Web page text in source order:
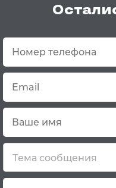
Тема сообщения